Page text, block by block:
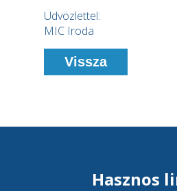
Üdvözlettel:
MIC Iroda
Vissza
Hasznos